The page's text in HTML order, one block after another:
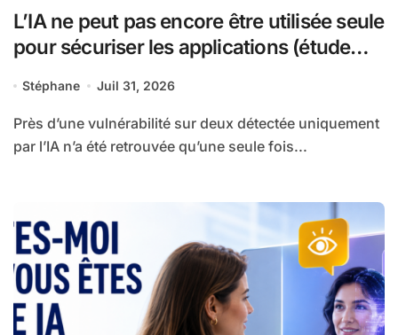
L’IA ne peut pas encore être utilisée seule
pour sécuriser les applications (étude
Stéphane Juil 31, 2026
Près d’une vulnérabilité sur deux détectée uniquement
par l’IA n’a été retrouvée qu’une seule fois...